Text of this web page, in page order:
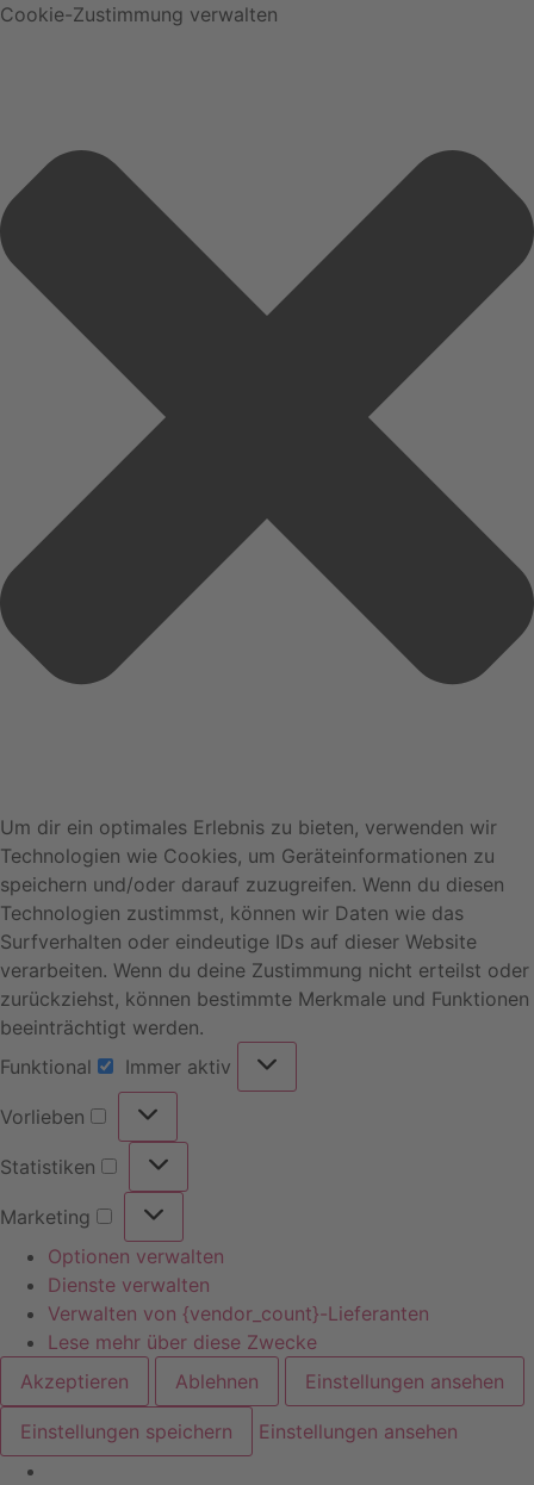
Cookie-Zustimmung verwalten
Um dir ein optimales Erlebnis zu bieten, verwenden wir
Technologien wie Cookies, um Geräteinformationen zu
speichern und/oder darauf zuzugreifen. Wenn du diesen
Technologien zustimmst, können wir Daten wie das
Surfverhalten oder eindeutige IDs auf dieser Website
verarbeiten. Wenn du deine Zustimmung nicht erteilst oder
zurückziehst, können bestimmte Merkmale und Funktionen
beeinträchtigt werden.
Funktional
Immer aktiv
Vorlieben
Statistiken
Marketing
Optionen verwalten
Dienste verwalten
Verwalten von {vendor_count}-Lieferanten
Lese mehr über diese Zwecke
Akzeptieren
Ablehnen Einstellungen ansehen
Einstellungen speichern Einstellungen ansehen